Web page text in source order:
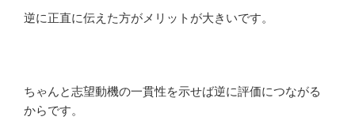
逆に正直に伝えた方がメリットが大きいです。
ちゃんと志望動機の一貫性を示せば逆に評価につながる
からです。